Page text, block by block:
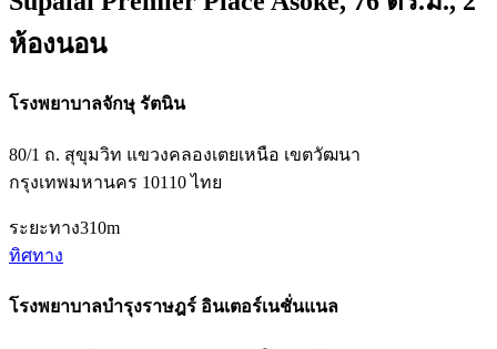
ห้องนอน
โรงพยาบาลจักษุ รัตนิน
80/1 ถ. สุขุมวิท แขวงคลองเตยเหนือ เขตวัฒนา
กรุงเทพมหานคร 10110 ไทย
ระยะทาง310m
ทิศทาง
โรงพยาบาลบำรุงราษฎร์ อินเตอร์เนชั่นแนล